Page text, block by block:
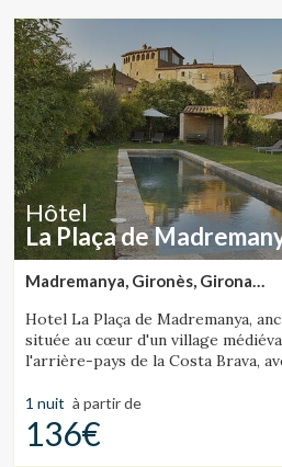
Hôtel
La Plaça de
Madremanya, Gironès, Girona
Hotel La Plaça de Madremanya,
située au cœur d'un village
l'arrière-pays de la Costa Brava,
1 nuit à partir de
136€